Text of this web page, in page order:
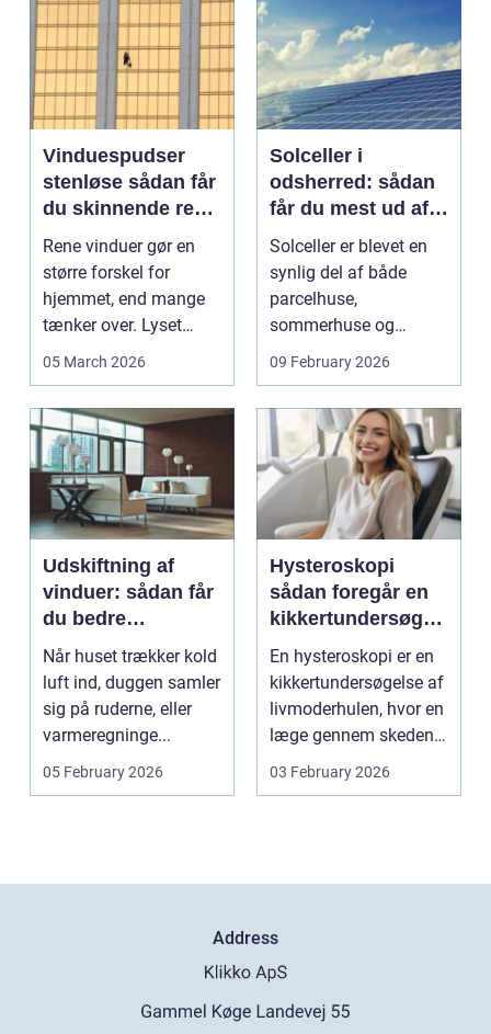
Vinduespudser
stenløse sådan får
du skinnende rene
ruder året rundt
Rene vinduer gør en
større forskel for
hjemmet, end mange
tænker over. Lyset
falder anderledes ind,
05 March 2026
Solceller i
odsherred: sådan
får du mest ud af
solen
Solceller er blevet en
synlig del af både
parcelhuse,
sommerhuse og
mindre erhverv i
Odsherred. Mang...
09 February 2026
Udskiftning af
vinduer: sådan får
du bedre
indeklima og
lavere
varmeregning
Når huset trækker kold
luft ind, duggen samler
sig på ruderne, eller
varmeregninge...
05 February 2026
Hysteroskopi
sådan foregår en
kikkertundersøgel
se af livmoderen
En hysteroskopi er en
kikkertundersøgelse af
livmoderhulen, hvor en
læge gennem skeden
og livmoderha...
03 February 2026
Address